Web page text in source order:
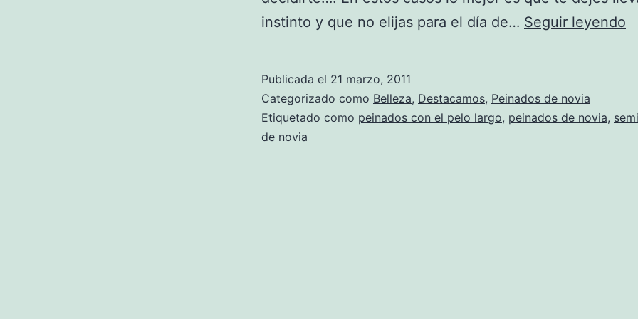
instinto y que no elijas para el día de… Seguir leyendo
Publicada el 21 marzo, 2011
Categorizado como Belleza, Destacamos, Peinados de novia
Etiquetado como peinados con el pelo largo, peinados de novia,
de novia